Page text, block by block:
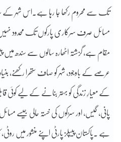
تک سے محروم رکھا جا رہا ہے۔اس شہر کے
مسائل صرف سرکاری پارکوں تک محدود نہیں
مقام ہے، گزشتہ اٹھارہ سالوں سے سندھ میں
عرصے کے باوجود، شہر کو صاف ستھرا رکھنے،
کے معیارِ زندگی کو بہتر بنانے کے لیے کوئی
پانی، گیس، اور سڑکوں کی خستہ حالی جیسے
ہے ۔پاکستان پیپلز پارٹی اپنے منشور میں